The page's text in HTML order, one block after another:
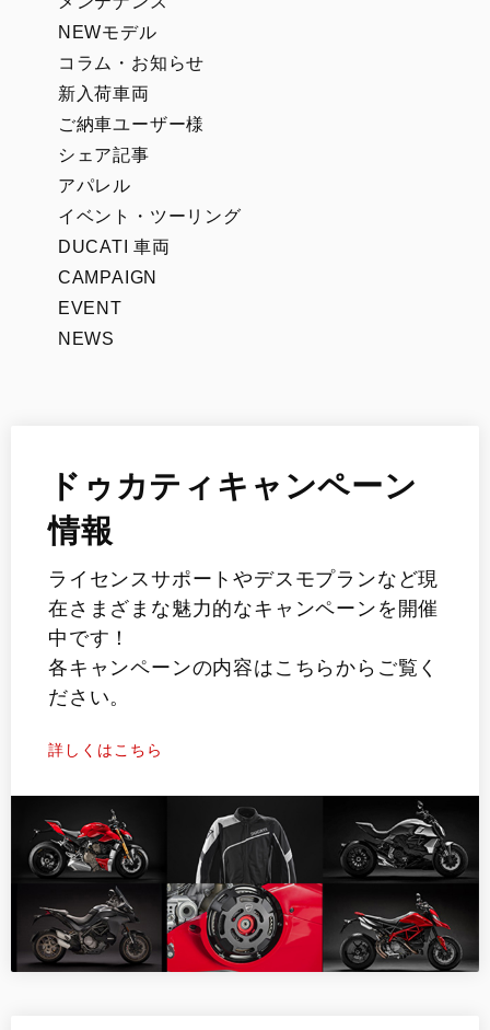
NEWモデル
コラム・お知らせ
新入荷車両
ご納車ユーザー様
シェア記事
アパレル
イベント・ツーリング
DUCATI 車両
CAMPAIGN
EVENT
NEWS
ドゥカティキャンペーン
情報
ライセンスサポートやデスモプランなど現
在さまざまな魅力的なキャンペーンを開催
中です！
各キャンペーンの内容はこちらからご覧く
ださい。
詳しくはこちら